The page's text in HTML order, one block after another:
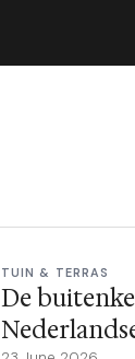
TUIN & TERRAS
De